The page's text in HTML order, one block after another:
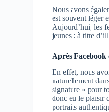
Nous avons
est souvent léger
Aujourd’hui, les
jeunes : à titre
Après
En effet, nous
naturellement
signature « pour
donc eu le plaisir
portraits